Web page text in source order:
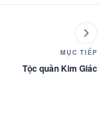
MỤC TIẾP
Tộc quần Kim Giác